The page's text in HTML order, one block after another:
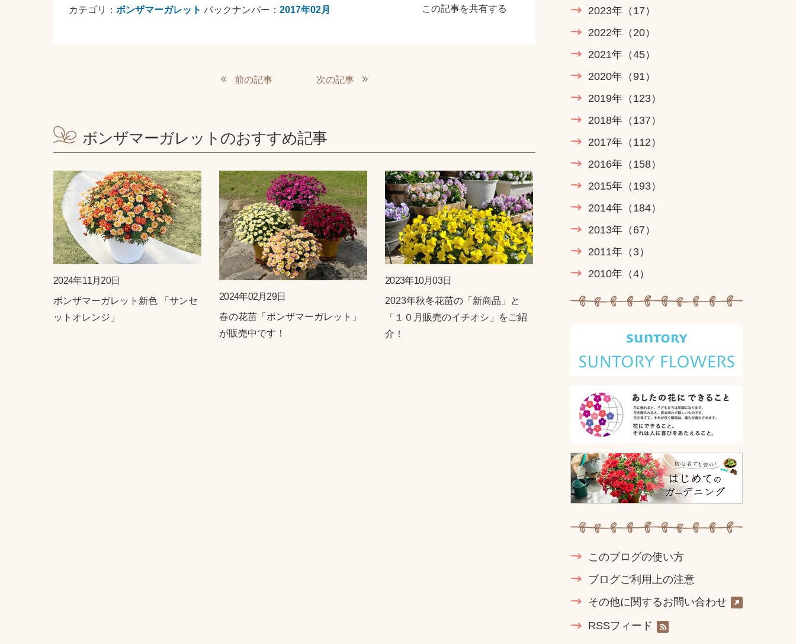
カテゴリ： ボンザマーガレット バックナンバー： 2017年02月 この記事を共有する
前の記事 次の記事
ボンザマーガレットのおすすめ記事
2024年11月20日
ボンザマーガレット新色 「サンセ
ットオレンジ」
2024年02月29日
春の花苗「ボンザマーガレット」
が販売中です！
2023年10月03日
2023年秋冬花苗の「新商品」と
「１０月販売のイチオシ」をご紹
介！
2023年 （17）
2022年 （20）
2021年 （45）
2020年 （91）
2019年 （123）
2018年 （137）
2017年 （112）
2016年 （158）
2015年 （193）
2014年 （184）
2013年 （67）
2011年 （3）
2010年 （4）
このブログの使い方
ブログご利用上の注意
その他に関するお問い合わせ
RSSフィード